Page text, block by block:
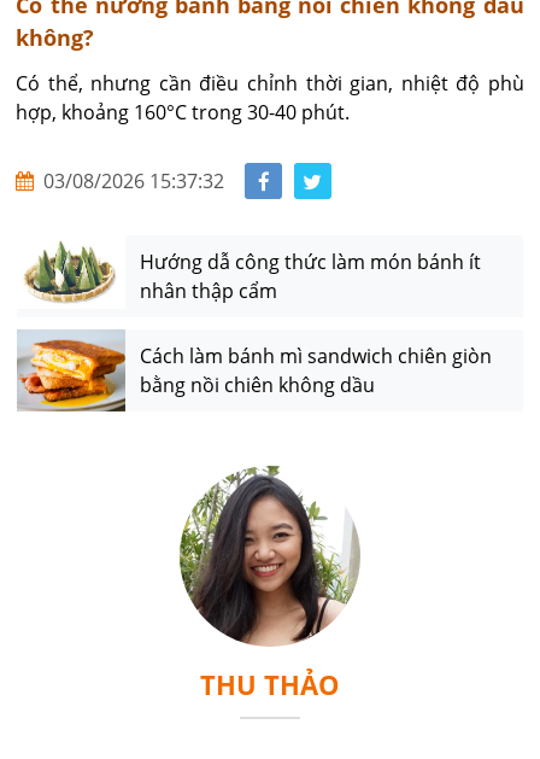
không?
Có thể, nhưng cần điều chỉnh thời gian, nhiệt độ phù
hợp, khoảng 160°C trong 30-40 phút.
03/08/2026 15:37:32
Hướng dẫ công thức làm món bánh ít
nhân thập cẩm
Cách làm bánh mì sandwich chiên giòn
bằng nồi chiên không dầu
THU THẢO